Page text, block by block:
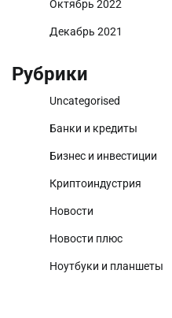
Октябрь 2022
Декабрь 2021
Рубрики
Uncategorised
Банки и кредиты
Бизнес и инвестиции
Криптоиндустрия
Новости
Новости плюс
Ноутбуки и планшеты